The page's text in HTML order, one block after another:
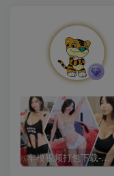
车模视频打包下载-高清无水印版